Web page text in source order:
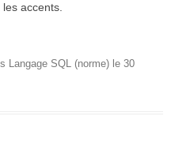
accents.
Langage SQL (norme) le 30